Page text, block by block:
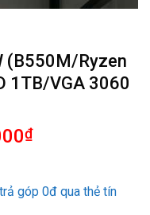
(B550M/Ryzen
1TB/VGA 3060
₫Giá
là:
góp 0đ qua thẻ tín